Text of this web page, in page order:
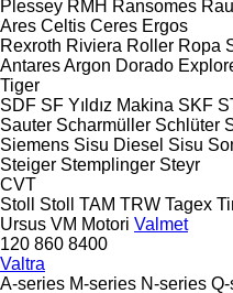
Plessey RMH Ransomes
Ares Celtis Ceres Ergos
Rexroth Riviera Roller Ropa
AntaresArgon Dorado
Tiger
SDF SF Yıldız Makina SKF
Sauter Scharmüller Schlüter
Siemens Sisu Diesel Sisu
Steiger Stemplinger Steyr
CVT
Stoll
Stoll TAM TRW Tagex
Ursus VM Motori Valmet
120 860 8400
Valtra
A-series M-series N-series